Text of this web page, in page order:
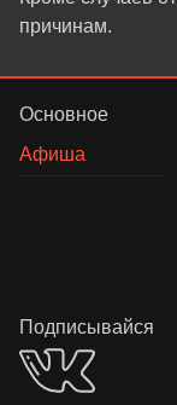
причинам.
Основное
Афиша
Подписывайся